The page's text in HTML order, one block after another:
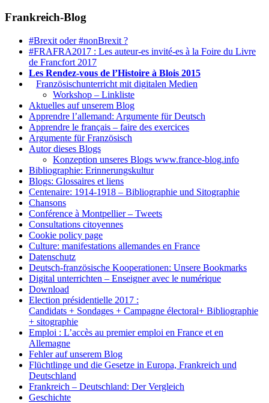
Frankreich-Blog
#Brexit oder #nonBrexit ?
#FRAFRA2017 : Les auteur-es invité-es à la Foire du Livre
de Francfort 2017
Les Rendez-vous de l’Histoire à Blois 2015
Französischunterricht mit digitalen Medien
Workshop – Linkliste
Aktuelles auf unserem Blog
Apprendre l’allemand: Argumente für Deutsch
Apprendre le français – faire des exercices
Argumente für Französisch
Autor dieses Blogs
Konzeption unseres Blogs www.france-blog.info
Bibliographie: Erinnerungskultur
Blogs: Glossaires et liens
Centenaire: 1914-1918 – Bibliographie und Sitographie
Chansons
Conférence à Montpellier – Tweets
Consultations citoyennes
Cookie policy page
Culture: manifestations allemandes en France
Datenschutz
Deutsch-französische Kooperationen: Unsere Bookmarks
Digital unterrichten – Enseigner avec le numérique
Download
Election présidentielle 2017 :
Candidats + Sondages + Campagne électoral+ Bibliographie
+ sitographie
Emploi : L’accès au premier emploi en France et en
Allemagne
Fehler auf unserem Blog
Flüchtlinge und die Gesetze in Europa, Frankreich und
Deutschland
Frankreich – Deutschland: Der Vergleich
Geschichte